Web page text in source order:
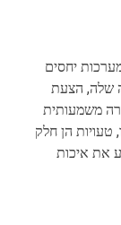
יחסים
שלה, הצעת
משמעותית
הן חלק
את איכות